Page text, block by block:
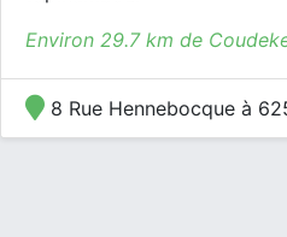
Environ 29.7 km de
8 Rue Hennebocque à